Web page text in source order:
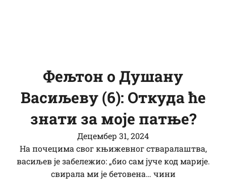
Фељтон о Душану
Васиљеву (6): Откуда ће
знати за моје патње?
Децембер 31, 2024
На почецима свог књижевног стваралаштва,
васиљев је забележио: „био сам јуче код марије.
свирала ми је бетовена… чини